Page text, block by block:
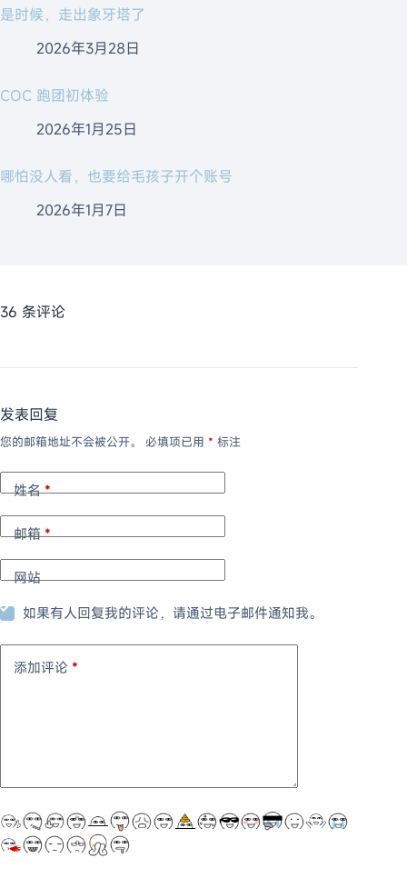
是时候，走出象牙塔了
2026年3月28日
COC 跑团初体验
2026年1月25日
哪怕没人看，也要给毛孩子开个账号
2026年1月7日
36 条评论
发表回复
您的邮箱地址不会被公开。 必填项已用 * 标注
姓名*
邮箱*
网站
如果有人回复我的评论，请通过电子邮件通知我。
添加评论 *